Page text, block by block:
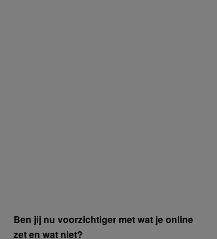
Ben jij nu voorzichtiger met wat je online
zet en wat niet?